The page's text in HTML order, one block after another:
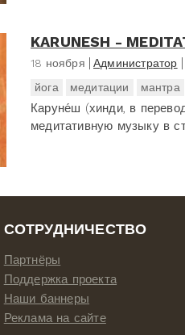
KARUNESH -
18 ноября Администратор
йога
медитации мантра
Каруне́ш (хинди, в
медитативную музыку в
СОТРУДНИЧЕСТВО
Партнёры
Поддержка проекта
Наши баннеры
Реклама на сайте